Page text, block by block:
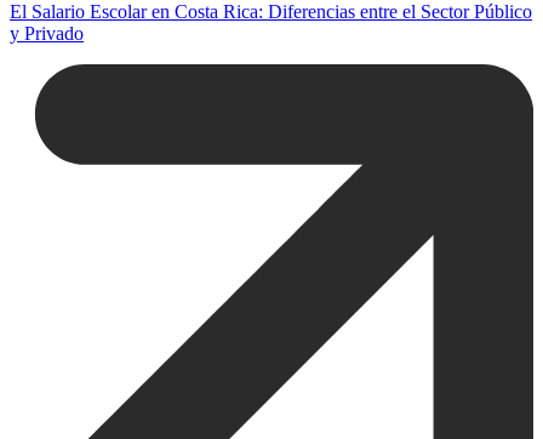
El Salario Escolar en Costa Rica: Diferencias entre el Sector Público
y Privado